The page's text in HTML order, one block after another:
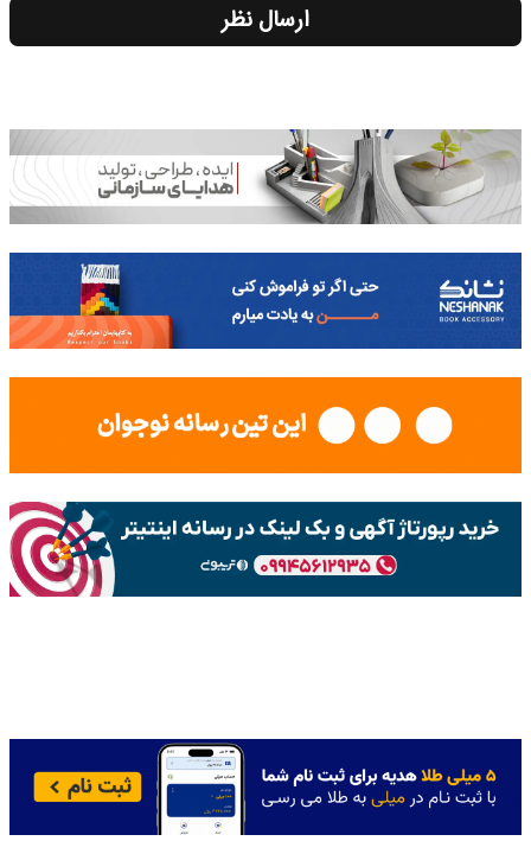
ارسال نظر